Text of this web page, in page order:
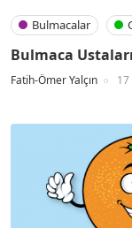
Bulmacalar
Bulmaca
Fatih-Ömer Yalçın 17